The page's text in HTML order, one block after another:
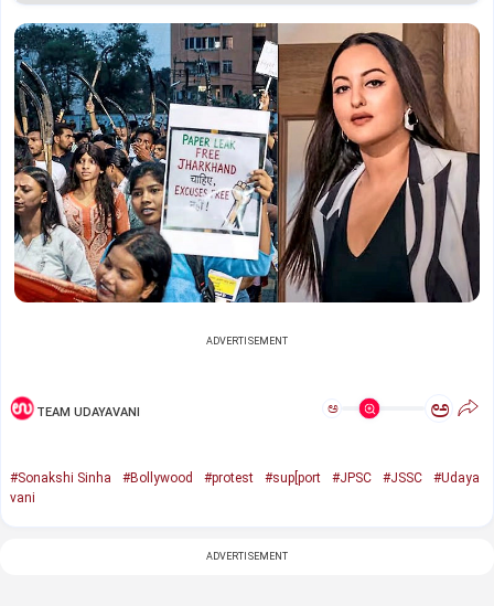
ADVERTISEMENT
TEAM UDAYAVANI ಅ ಅ
#Sonakshi Sinha #Bollywood #protest #sup[port #JPSC #JSSC
#Udaya
vani
ADVERTISEMENT